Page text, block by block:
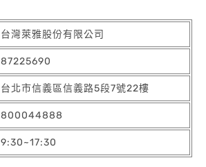
台灣萊雅股份有限公司
87225690
台北市信義區信義路5段7號22樓
800044888
9:30~17:30